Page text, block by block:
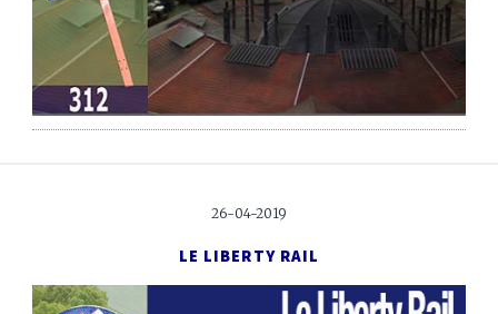
26-04-2019
LE LIBERTY RAIL